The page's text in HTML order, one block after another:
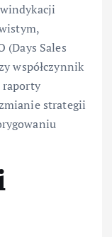
(Days Sales
współczynnik
raporty
strategii